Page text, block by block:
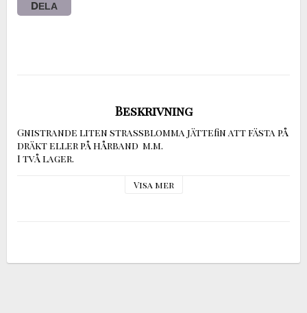
DELA
Beskrivning
Gnistrande liten strassblomma jättefin att fästa på
dräkt eller på hårband  m.m.
I två lager.
Visa mer